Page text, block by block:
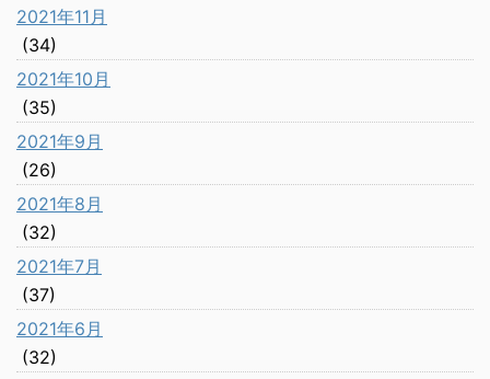
2021年11月
(34)
2021年10月
(35)
2021年9月
(26)
2021年8月
(32)
2021年7月
(37)
2021年6月
(32)